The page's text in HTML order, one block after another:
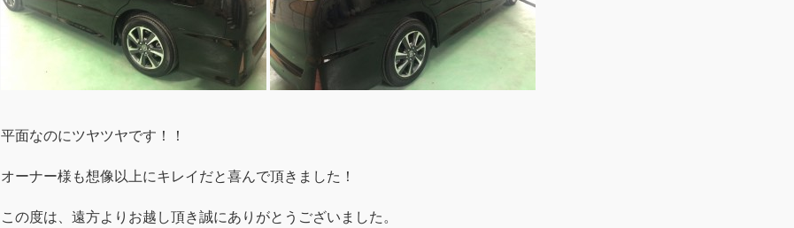
平面なのにツヤツヤです！！
オーナー様も想像以上にキレイだと喜んで頂きました！
この度は、遠方よりお越し頂き誠にありがとうございました。